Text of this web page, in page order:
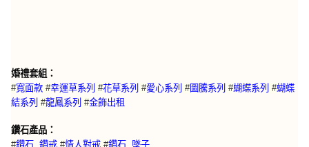
婚禮套組：
#寬面款 #幸運草系列 #花草系列 #愛心系列 #圖騰系列 #蝴蝶系列 #蝴蝶
結系列 #龍鳳系列 #金飾出租
鑽石產品：
#鑽石, 鑽戒 #情人對戒 #鑽石, 墜子